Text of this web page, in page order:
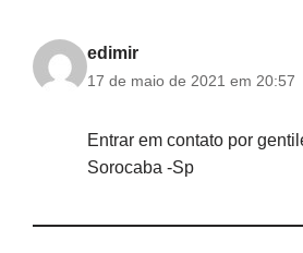
edimir
17 de maio de 2021 em 20:57
Entrar em contato por
Sorocaba -Sp